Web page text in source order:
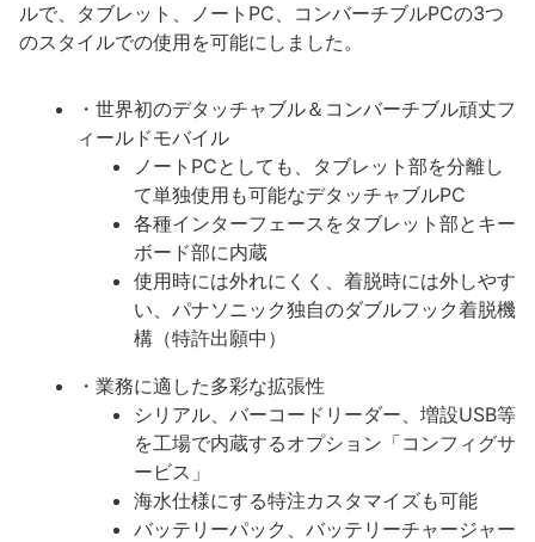
ルで、タブレット、ノートPC、コンバーチブルPCの3つ
のスタイルでの使用を可能にしました。
・世界初のデタッチャブル＆コンバーチブル頑丈フ
ィールドモバイル
ノートPCとしても、タブレット部を分離し
て単独使用も可能なデタッチャブルPC
各種インターフェースをタブレット部とキー
ボード部に内蔵
使用時には外れにくく、着脱時には外しやす
い、パナソニック独自のダブルフック着脱機
構（特許出願中）
・業務に適した多彩な拡張性
シリアル、バーコードリーダー、増設USB等
を工場で内蔵するオプション「コンフィグサ
ービス」
海水仕様にする特注カスタマイズも可能
バッテリーパック、バッテリーチャージャー